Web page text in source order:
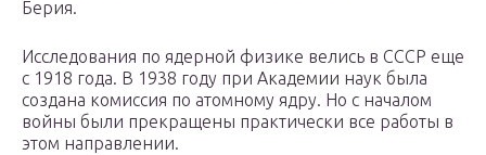
Берия.
Исследования по ядерной физике велись в СССР еще
с 1918 года. В 1938 году при Академии наук была
создана комиссия по атомному ядру. Но с началом
войны были прекращены практически все работы в
этом направлении.